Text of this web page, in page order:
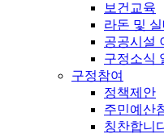
보건교육
라돈 및
공공시설
구정소식
구정참여
정책제안
주민예산
칭찬합니